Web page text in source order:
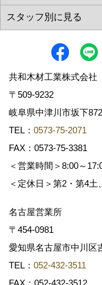
共和木材工業株式会社
〒509-9232
岐阜県中津川市坂下
TEL： 0573-75-2071
FAX：0573-75-3381
＜営業時間＞8:00～
＜定休日＞第2・第4
名古屋営業所
〒454-0981
愛知県名古屋市中川区
TEL： 052-432-3511